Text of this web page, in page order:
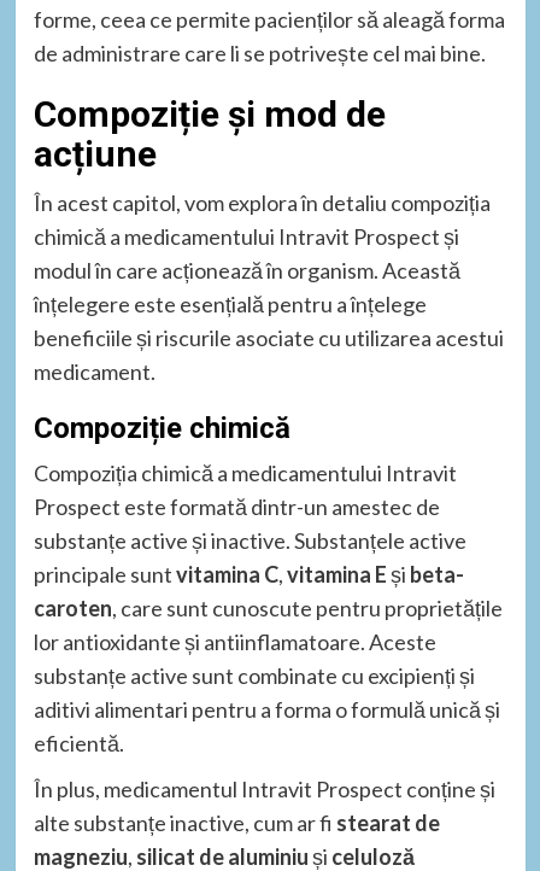
forme, ceea ce permite pacienților să aleagă forma
de administrare care li se potrivește cel mai bine.
Compoziție și mod de
acțiune
În acest capitol, vom explora în detaliu compoziția
chimică a medicamentului Intravit Prospect și
modul în care acționează în organism. Această
înțelegere este esențială pentru a înțelege
beneficiile și riscurile asociate cu utilizarea acestui
medicament.
Compoziție chimică
Compoziția chimică a medicamentului Intravit
Prospect este formată dintr-un amestec de
substanțe active și inactive. Substanțele active
principale suntvitamina C,vitamina Eși beta-
caroten, care sunt cunoscute pentru proprietățile
lor antioxidante și antiinflamatoare. Aceste
substanțe active sunt combinate cu excipienți și
aditivi alimentari pentru a forma o formulă unică și
eficientă.
În plus, medicamentul Intravit Prospect conține și
alte substanțe inactive, cum ar fi stearat de
magneziu, silicat de aluminiuși celuloză